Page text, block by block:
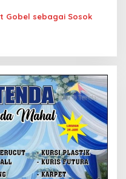
Gobel sebagai Sosok